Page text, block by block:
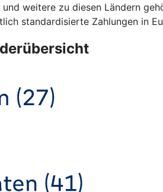
weitere zu diesen Ländern
standardisierte Zahlungen in